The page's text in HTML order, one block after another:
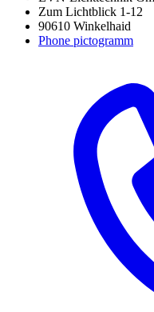
Zum Lichtblick 1-12
90610 Winkelhaid
Phone pictogramm